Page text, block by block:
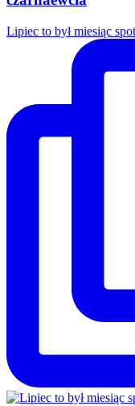
Lipiec to był miesiąc